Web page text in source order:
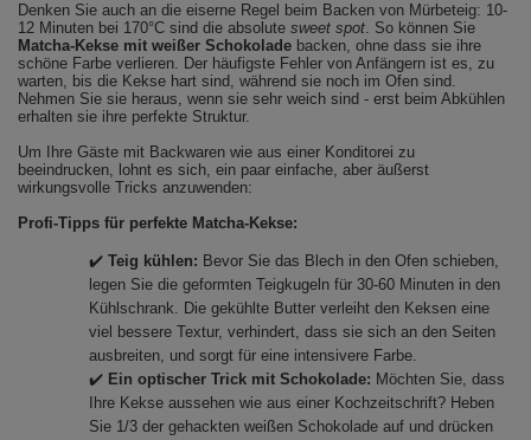
Denken Sie auch an die eiserne Regel beim Backen von Mürbeteig: 10-
12 Minuten bei 170°C sind die absolute sweet spot. So können Sie
Matcha-Kekse mit weißer Schokolade backen, ohne dass sie ihre
schöne Farbe verlieren. Der häufigste Fehler von Anfängern ist es, zu
warten, bis die Kekse hart sind, während sie noch im Ofen sind.
Nehmen Sie sie heraus, wenn sie sehr weich sind - erst beim Abkühlen
erhalten sie ihre perfekte Struktur.
Um Ihre Gäste mit Backwaren wie aus einer Konditorei zu
beeindrucken, lohnt es sich, ein paar einfache, aber äußerst
wirkungsvolle Tricks anzuwenden:
Profi-Tipps für perfekte Matcha-Kekse:
✔️ Teig kühlen: Bevor Sie das Blech in den Ofen schieben,
legen Sie die geformten Teigkugeln für 30-60 Minuten in den
Kühlschrank. Die gekühlte Butter verleiht den Keksen eine
viel bessere Textur, verhindert, dass sie sich an den Seiten
ausbreiten, und sorgt für eine intensivere Farbe.
✔️ Ein optischer Trick mit Schokolade: Möchten Sie, dass
Ihre Kekse aussehen wie aus einer Kochzeitschrift? Heben
Sie 1/3 der gehackten weißen Schokolade auf und drücken